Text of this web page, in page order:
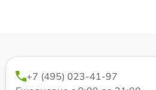
+7 (495) 023-41-97